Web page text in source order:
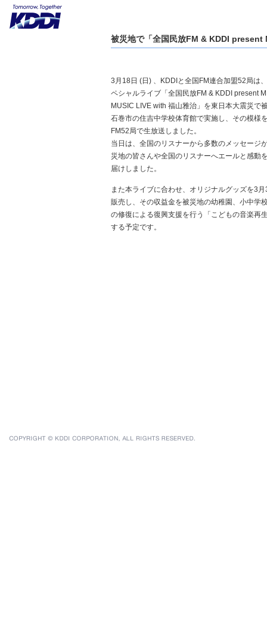
被災地で「全国民放FM & KDDI present
3月18日 (日) 、KDDIと全国FM連合加盟52局は
ペシャルライブ「全国民放FM & KDDI present
MUSIC LIVE with 福山雅治」を東日本大震災で
石巻市の住吉中学校体育館で実施し、その模様
FM52局で生放送しました。
当日は、全国のリスナーから多数のメッセージ
災地の皆さんや全国のリスナーへエールと感動
届けしました。
また本ライブに合わせ、オリジナルグッズを3
販売し、その収益金を被災地の幼稚園、小中学
の修復による復興支援を行う「こどもの音楽再
する予定です。